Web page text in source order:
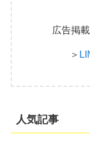
広告掲
＞
人気記事